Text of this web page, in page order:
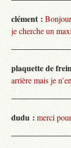
clément :
je cherche un
plaquette de
arrière mais je
dudu : merci